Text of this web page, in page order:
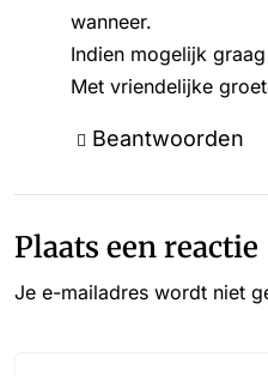
wanneer.
Indien mogelijk
Met vriendelijke
Beantwoorden
Plaats een reactie
Je e-mailadres wordt niet